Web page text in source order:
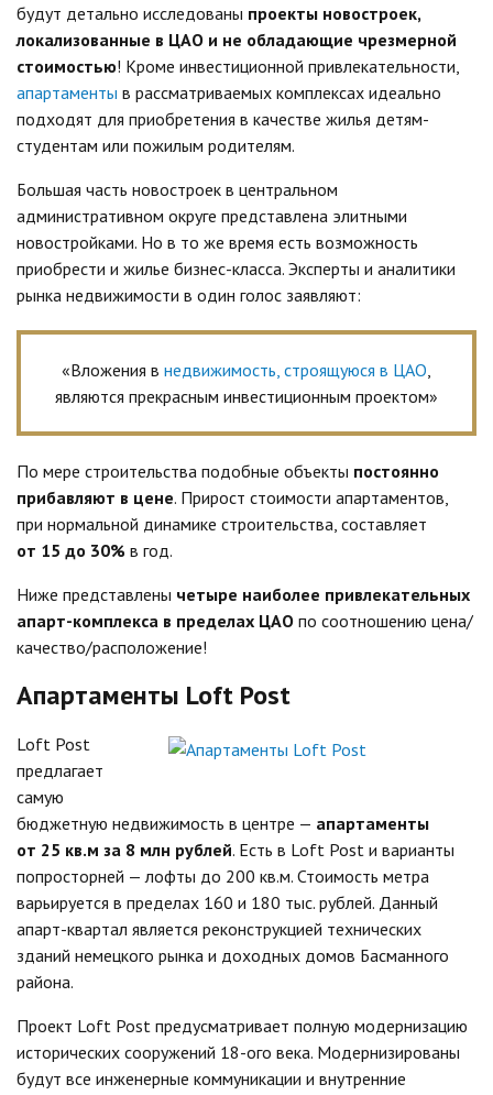
будут детально исследованы проекты новостроек,
локализованные в ЦАО и не обладающие чрезмерной
стоимостью! Кроме инвестиционной привлекательности,
апартаменты в рассматриваемых комплексах идеально
подходят для приобретения в качестве жилья детям-
студентам или пожилым родителям.
Большая часть новостроек в центральном
административном округе представлена элитными
новостройками. Но в то же время есть возможность
приобрести и жилье бизнес-класса. Эксперты и аналитики
рынка недвижимости в один голос заявляют:
«Вложения в недвижимость, строящуюся в ЦАО
являются прекрасным инвестиционным проектом»
По мере строительства подобные объекты постоянно
прибавляют в цене. Прирост стоимости апартаментов,
при нормальной динамике строительства, составляет
от 15 до 30% в год.
Ниже представлены четыре наиболее привлекательных
апарт-комплекса в пределах ЦАО по соотношению цена/
качество/расположение!
Апартаменты Loft Post
Loft Post
предлагает
самую
бюджетную недвижимость в центре — апартаменты
от 25 кв.м за 8 млн рублей. Есть в Loft Post и варианты
попросторней — лофты до 200 кв.м. Стоимость метра
варьируется в пределах 160 и 180 тыс. рублей. Данный
апарт-квартал является реконструкцией технических
зданий немецкого рынка и доходных домов Басманного
района.
Проект Loft Post предусматривает полную модернизацию
исторических сооружений 18-ого века. Модернизированы
будут все инженерные коммуникации и внутренние